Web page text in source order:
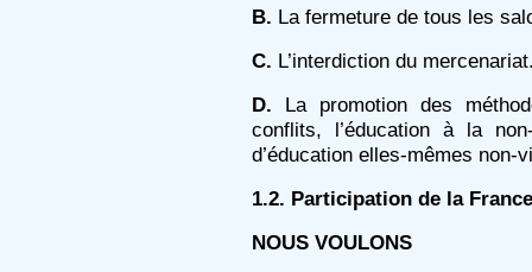
B. La fermeture de tous les
C. L’interdiction du
D. La promotion des
conflits, l’éducation à la
d’éducation elles-mêmes non-
1.2. Participation de la
NOUS VOULONS